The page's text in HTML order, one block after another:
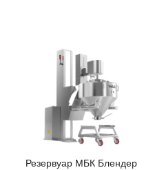
Резервуар МБК Блендер